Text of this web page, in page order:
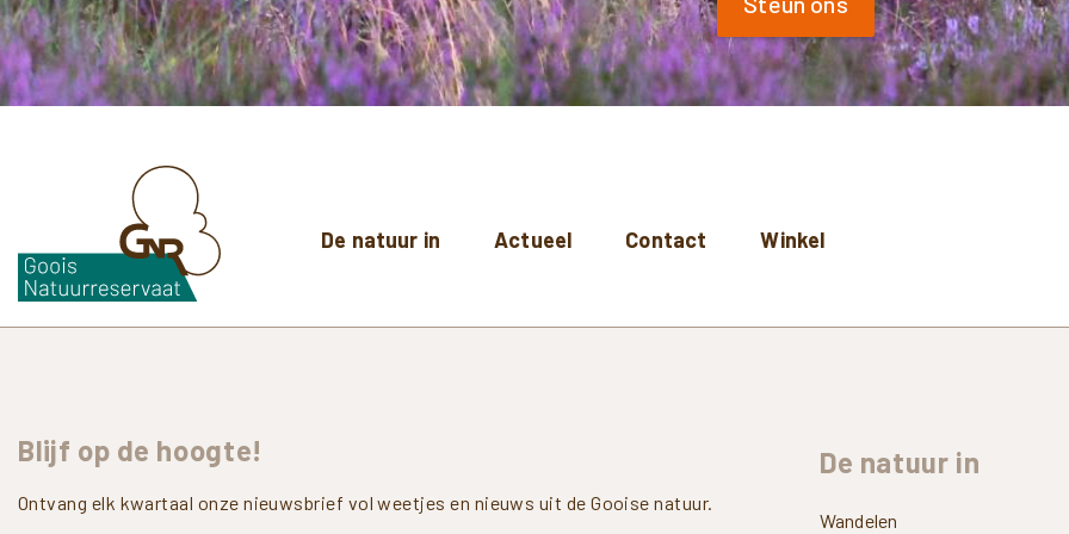
De natuur in Actueel Contact Winkel
Blijf op de hoogte!
Ontvang elk kwartaal onze nieuwsbrief vol weetjes en nieuws uit de Gooise natuur.
De natuur in
Wandelen